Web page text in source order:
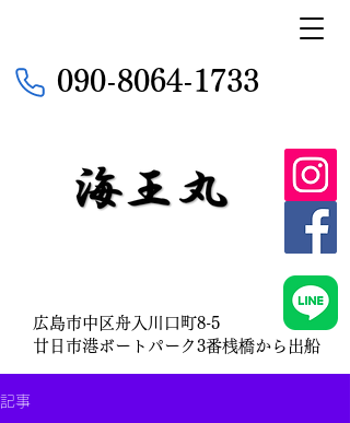
090-8064-1733
広島市中区舟入川口町8-5
​廿日市港ボートパーク3番桟橋から出船
記事